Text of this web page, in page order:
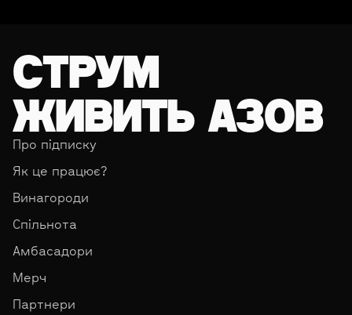
СТРУМ
ЖИВИТЬ АЗОВ
Про підписку
Як це працює?
Винагороди
Спільнота
Амбасадори
Мерч
Партнери